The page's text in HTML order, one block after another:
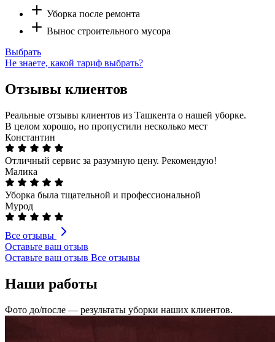
Уборка после ремонта
Вынос строительного мусора
Выбрать
Не знаете, какой тариф выбрать?
Отзывы клиентов
Реальные отзывы клиентов из Ташкента о нашей уборке.
В целом хорошо, но пропустили несколько мест
Константин
Отличный сервис за разумную цену. Рекомендую!
Малика
Уборка была тщательной и профессиональной
Мурод
Все отзывы
Оставьте ваш отзыв
Оставьте ваш отзыв Все отзывы
Наши работы
Фото до/после — результаты уборки наших клиентов.